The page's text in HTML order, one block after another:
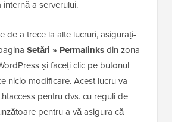
a serverului.
de a trece la alte lucruri, asigurați-
Setări » Permalinksdin zona
și faceți clic pe butonul
nicio modificare. Acest lucru va
pentru dvs. cu reguli de
pentru a vă asigura că